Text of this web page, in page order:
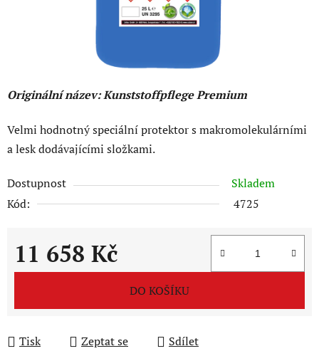
Originální název: Kunststoffpflege Premium
Velmi hodnotný speciální protektor s makromolekulárními
a lesk dodávajícími složkami.
Dostupnost
Skladem
Kód:
4725
11 658 Kč
Měrná cena:
DO KOŠÍKU
Tisk Zeptat se Sdílet